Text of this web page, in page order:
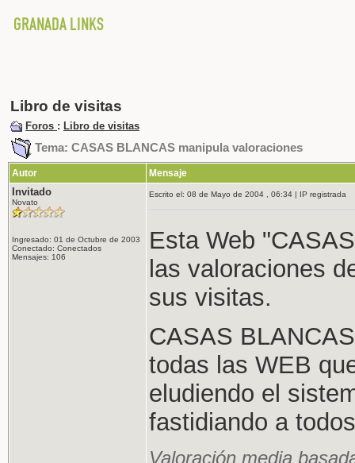
Libro de visitas
Foros : Libro de visitas
Tema: CASAS BLANCAS manipula valoraciones
Autor Mensaje
Invitado
Novato
Ingresado: 01 de Octubre de 2003
Conectado: Conectados
Mensajes: 106
Escrito el: 08 de Mayo de 2004 , 06:34 | IP registrada
Esta Web
las valoraciones
sus visitas.
CASAS
todas las WEB
eludiendo el
fastidiando a
Valoración media